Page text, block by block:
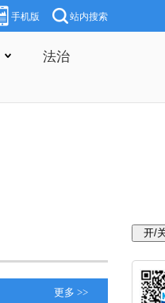
手机版 站内搜索
法治
更多 >>